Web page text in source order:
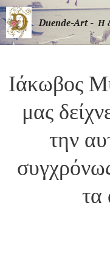
Duende-Art - Η
Ιάκωβος
μας
την
τα